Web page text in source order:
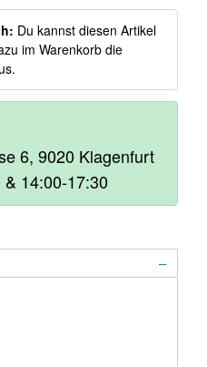
Du kannst diesen Artikel
im Warenkorb die
6, 9020 Klagenfurt
14:00-17:30